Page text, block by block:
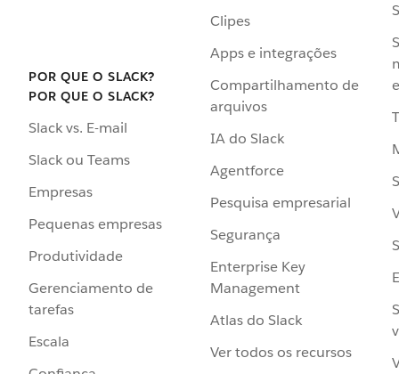
POR QUE O SLACK?
POR QUE O SLACK?
Slack vs. E-mail
Slack ou Teams
Empresas
Pequenas empresas
Produtividade
Gerenciamento de
tarefas
Escala
Clipes
Apps e integrações
Compartilhamento de
arquivos
IA do Slack
Agentforce
Pesquisa empresarial
Segurança
Enterprise Key
Management
Atlas do Slack
Ver todos os recursos